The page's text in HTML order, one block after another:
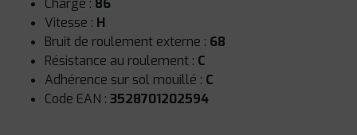
Vitesse : H
Bruit de roulement externe : 68
Résistance au roulement : C
Adhérence sur sol mouillé : C
Code EAN : 3528701202594